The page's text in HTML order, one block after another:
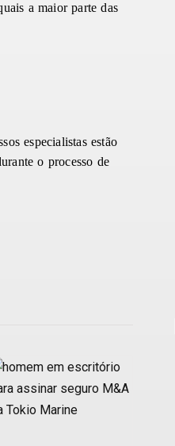
a maior parte das
especialistas estão
o processo de